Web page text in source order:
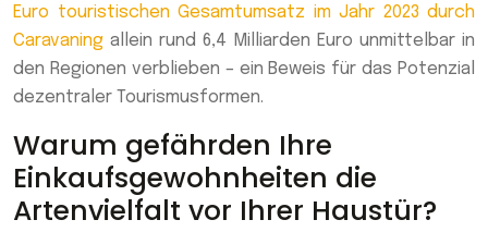
Euro touristischen Gesamtumsatz im Jahr 2023 durch
Caravaning allein rund 6,4 Milliarden Euro unmittelbar in
den Regionen verblieben – ein Beweis für das Potenzial
dezentraler Tourismusformen.
Warum gefährden Ihre
Einkaufsgewohnheiten die
Artenvielfalt vor Ihrer Haustür?